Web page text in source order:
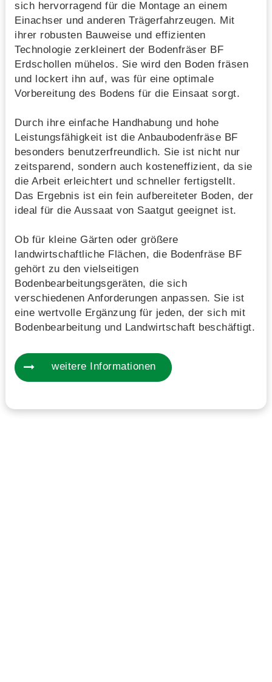
sich hervorragend für die Montage an einem
Einachser und anderen Trägerfahrzeugen. Mit
ihrer robusten Bauweise und effizienten
Technologie zerkleinert der Bodenfräser BF
Erdschollen mühelos. Sie wird den Boden fräsen
und lockert ihn auf, was für eine optimale
Vorbereitung des Bodens für die Einsaat sorgt.
Durch ihre einfache Handhabung und hohe
Leistungsfähigkeit ist die Anbaubodenfräse BF
besonders benutzerfreundlich. Sie ist nicht nur
zeitsparend, sondern auch kosteneffizient, da sie
die Arbeit erleichtert und schneller fertigstellt.
Das Ergebnis ist ein fein aufbereiteter Boden, der
ideal für die Aussaat von Saatgut geeignet ist.
Ob für kleine Gärten oder größere
landwirtschaftliche Flächen, die Bodenfräse BF
gehört zu den vielseitigen
Bodenbearbeitungsgeräten, die sich
verschiedenen Anforderungen anpassen. Sie ist
eine wertvolle Ergänzung für jeden, der sich mit
Bodenbearbeitung und Landwirtschaft beschäftigt.
weitere Informationen